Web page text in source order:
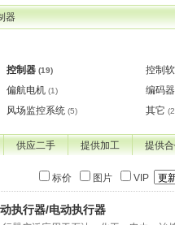
器
控制器 (19) 控制
偏航电机 (1) 编码器
风场监控系统 (5) 其它
供应二手 提供加工 提供
标价 图片 VIP
执行器/电动执行器